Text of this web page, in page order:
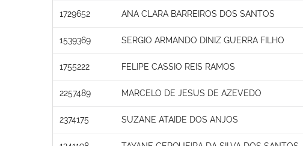
1729652 ANA CLARA BARREIROS DOS SANTOS
1539369 SERGIO ARMANDO DINIZ GUERRA FILHO
1755222 FELIPE CASSIO REIS RAMOS
2257489 MARCELO DE JESUS DE AZEVEDO
2374175 SUZANE ATAIDE DOS ANJOS